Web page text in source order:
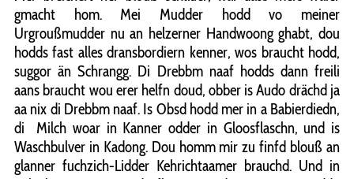
gmacht hom. Mei Mudder hodd vo meiner
Urgroußmudder nu an helzerner Handwoong ghabt, dou
hodds fast alles dransbordiern kenner, wos braucht hodd,
suggor än Schrangg. Di Drebbm naaf hodds dann freili
aans braucht wou erer helfn doud, obber is Audo drächd ja
aa nix di Drebbm naaf. Is Obsd hodd mer in a Babierdiedn,
di Milch woar in Kanner odder in Gloosflaschn, und is
Waschbulver in Kadong. Dou homm mir zu finfd blouß an
glanner fuchzich-Lidder Kehrichtaamer brauchd. Und in